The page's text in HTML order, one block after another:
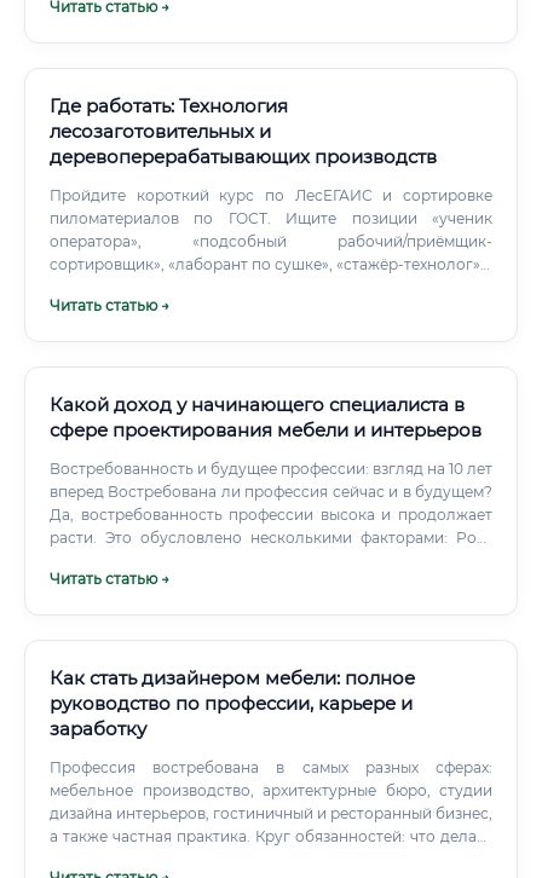
и наоборот. Внимание к деталям и скрупулезность:
Читать статью →
Где работать: Технология
лесозаготовительных и
деревоперерабатывающих производств
Пройдите короткий курс по ЛесЕГАИС и сортировке
пиломатериалов по ГОСТ. Ищите позиции «ученик
оператора», «подсобный рабочий/приёмщик-
сортировщик», «лаборант по сушке», «стажёр-технолог» с
Читать статью →
Какой доход у начинающего специалиста в
сфере проектирования мебели и интерьеров
Востребованность и будущее профессии: взгляд на 10 лет
вперед Востребована ли профессия сейчас и в будущем?
Да, востребованность профессии высока и продолжает
расти. Это обусловлено несколькими факторами: Рост
недвижимости.
Читать статью →
Как стать дизайнером мебели: полное
руководство по профессии, карьере и
заработку
Профессия востребована в самых разных сферах:
мебельное производство, архитектурные бюро, студии
дизайна интерьеров, гостиничный и ресторанный бизнес,
а также частная практика. Круг обязанностей: что делает